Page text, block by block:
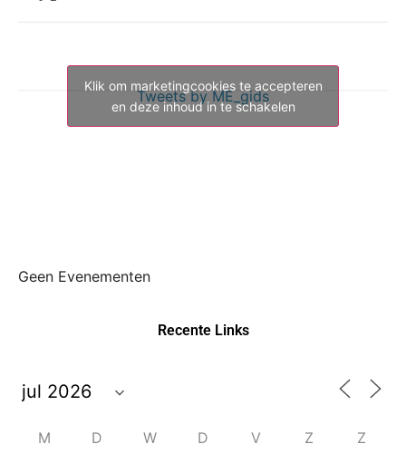
Tweets by ME_gids
Klik om marketingcookies te accepteren
en deze inhoud in te schakelen
Geen Evenementen
Recente Links
M D W D V Z Z